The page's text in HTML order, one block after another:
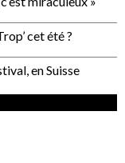
cet été ?
en Suisse